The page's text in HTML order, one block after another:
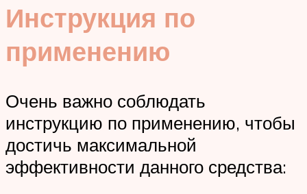
Инструкция по
применению
Очень важно соблюдать
инструкцию по применению, чтобы
достичь максимальной
эффективности данного средства: